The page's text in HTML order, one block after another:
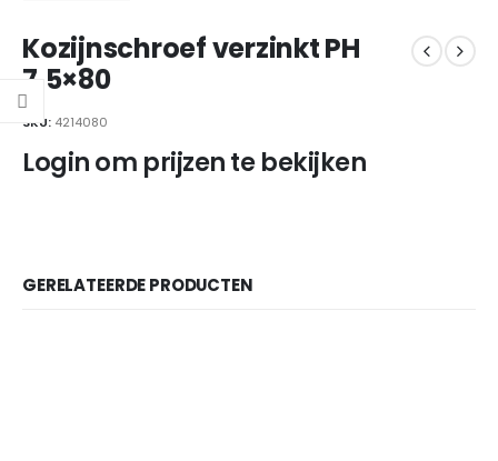
Kozijnschroef verzinkt PH
7.5×80
SKU: 4214080
Login om prijzen te bekijken
GERELATEERDE PRODUCTEN